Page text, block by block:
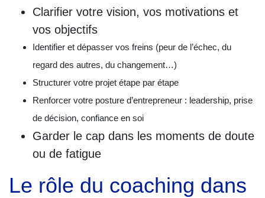
Clarifier votre vision, vos motivations et
vos objectifs
Identifier et dépasser vos freins (peur de l’échec, du
regard des autres, du changement…)
Structurer votre projet étape par étape
Renforcer votre posture d’entrepreneur : leadership, prise
de décision, confiance en soi
Garder le cap dans les moments de doute
ou de fatigue
Le rôle du coaching dans